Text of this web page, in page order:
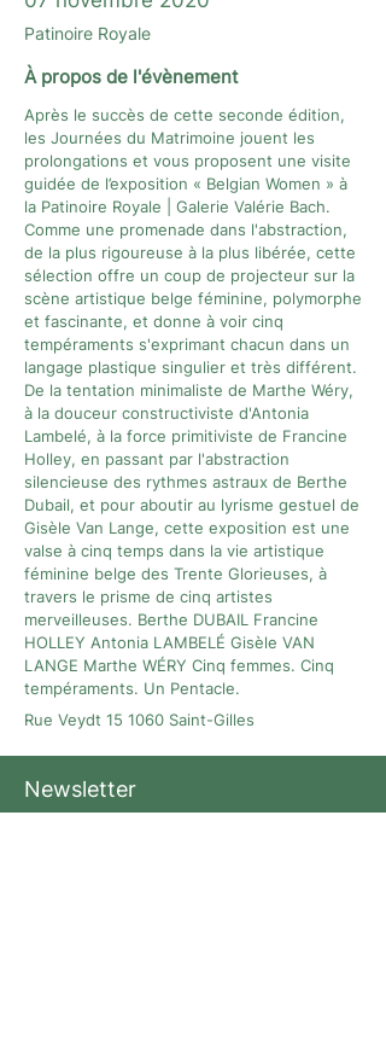
Patinoire Royale
À propos de l'évènement
Après le succès de cette seconde édition,
les Journées du Matrimoine jouent les
prolongations et vous proposent une visite
guidée de l’exposition « Belgian Women » à
la Patinoire Royale | Galerie Valérie Bach.
Comme une promenade dans l'abstraction,
de la plus rigoureuse à la plus libérée, cette
sélection offre un coup de projecteur sur la
scène artistique belge féminine, polymorphe
et fascinante, et donne à voir cinq
tempéraments s'exprimant chacun dans un
langage plastique singulier et très différent.
De la tentation minimaliste de Marthe Wéry,
à la douceur constructiviste d'Antonia
Lambelé, à la force primitiviste de Francine
Holley, en passant par l'abstraction
silencieuse des rythmes astraux de Berthe
Dubail, et pour aboutir au lyrisme gestuel de
Gisèle Van Lange, cette exposition est une
valse à cinq temps dans la vie artistique
féminine belge des Trente Glorieuses, à
travers le prisme de cinq artistes
merveilleuses. Berthe DUBAIL Francine
HOLLEY Antonia LAMBELÉ Gisèle VAN
LANGE Marthe WÉRY Cinq femmes. Cinq
tempéraments. Un Pentacle.
Rue Veydt 15 1060 Saint-Gilles
Newsletter